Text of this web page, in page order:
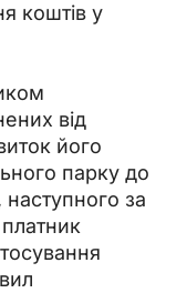
коштів у
від
його
парку до
за